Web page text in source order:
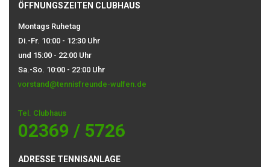
ÖFFNUNGSZEITEN CLUBHAUS
Montags Ruhetag
Di.-Fr. 10:00 - 12:30 Uhr
und 15:00 - 22:00 Uhr
Sa.-So. 10:00 - 22:00 Uhr
vorstand@tennisfreunde-wulfen.de
Tel. Clubhaus
02369 / 5726
ADRESSE TENNISANLAGE